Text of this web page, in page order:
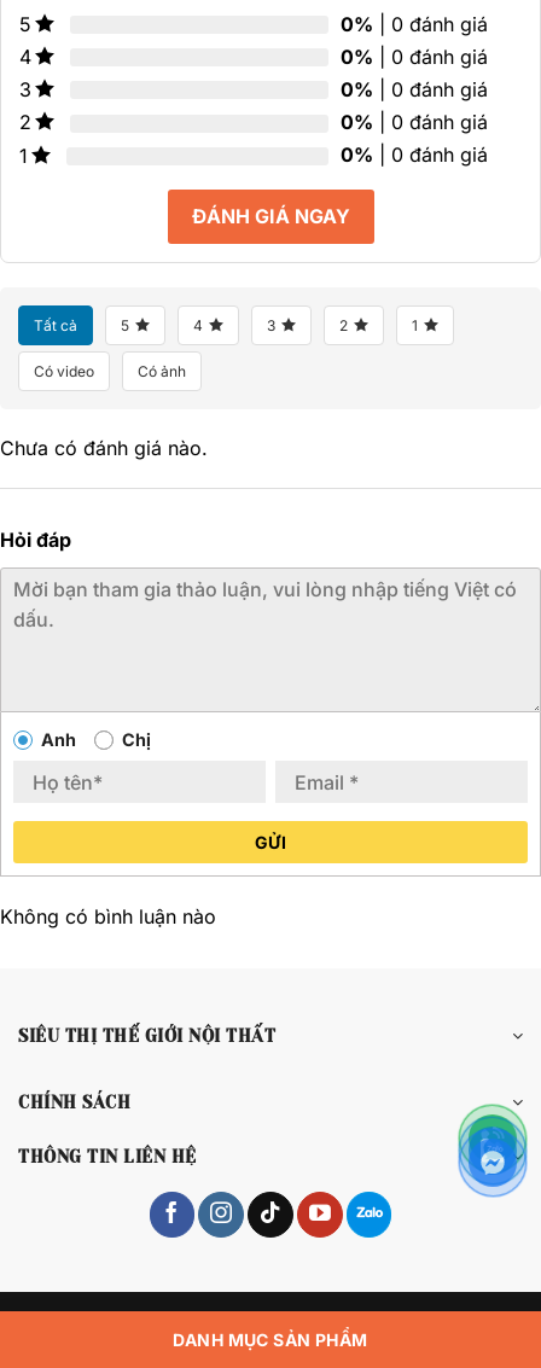
5 0% | 0 đánh giá
4
0% | 0 đánh giá
3
0% | 0 đánh giá
2
0% | 0 đánh giá
1
0% | 0 đánh giá
ĐÁNH GIÁ NGAY
Tất cả 5 4 3 2 1
Có video Có ảnh
Chưa có đánh giá nào.
Hỏi đáp
Anh Chị
GỬI
Không có bình luận nào
SIÊU THỊ THẾ GIỚI NỘI THẤT
CHÍNH SÁCH
THÔNG TIN LIÊN HỆ
Copyright 2026 © Siêu Thị Thế Giới Nội Thất
DANH MỤC SẢN PHẨM